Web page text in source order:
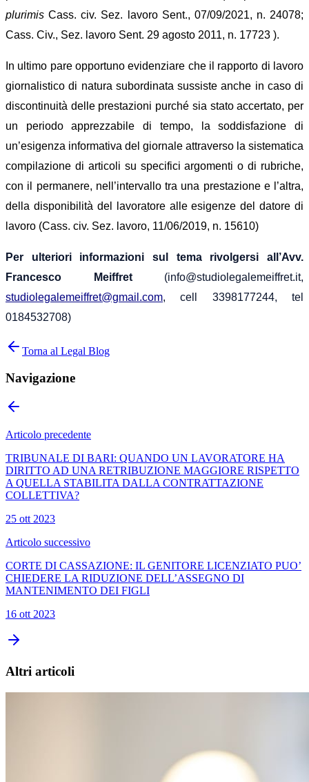
plurimis Cass. civ. Sez. lavoro Sent., 07/09/2021, n. 24078;
Cass. Civ., Sez. lavoro Sent. 29 agosto 2011, n. 17723 ).
In ultimo pare opportuno evidenziare che il rapporto di lavoro
giornalistico di natura subordinata sussiste anche in caso di
discontinuità delle prestazioni purché sia stato accertato, per
un periodo apprezzabile di tempo, la soddisfazione di
un’esigenza informativa del giornale attraverso la sistematica
compilazione di articoli su specifici argomenti o di rubriche,
con il permanere, nell’intervallo tra una prestazione e l’altra,
della disponibilità del lavoratore alle esigenze del datore di
lavoro (Cass. civ. Sez. lavoro, 11/06/2019, n. 15610)
Per ulteriori informazioni sul tema rivolgersi all’Avv.
Francesco Meiffret (info@studiolegalemeiffret.it,
studiolegalemeiffret@gmail.com, cell 3398177244, tel
0184532708)
Torna al Legal Blog
Navigazione
Articolo precedente
TRIBUNALE DI BARI: QUANDO UN LAVORATORE HA
DIRITTO AD UNA RETRIBUZIONE MAGGIORE RISPETTO
A QUELLA STABILITA DALLA CONTRATTAZIONE
COLLETTIVA?
25 ott 2023
Articolo successivo
CORTE DI CASSAZIONE: IL GENITORE LICENZIATO PUO’
CHIEDERE LA RIDUZIONE DELL’ASSEGNO DI
MANTENIMENTO DEI FIGLI
16 ott 2023
Altri articoli